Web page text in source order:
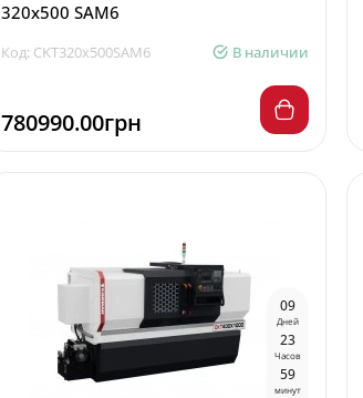
320x500 SAM6
Код: CKT320x500SAM6 В наличии
780990.00грн
09
Дней
23
Часов
59
минут